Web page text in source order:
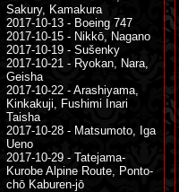
Sakury, Kamakura
2017-10-13 - Boeing 747
2017-10-15 - Nikkō, Nagano
2017-10-19 - Sušenky
2017-10-21 - Ryokan, Nara,
Geisha
2017-10-22 - Arashiyama,
Kinkakuji, Fushimi Inari
Taisha
2017-10-28 - Matsumoto, Iga
Ueno
2017-10-29 - Tatejama-
Kurobe Alpine Route, Ponto-
chō Kaburen-jō